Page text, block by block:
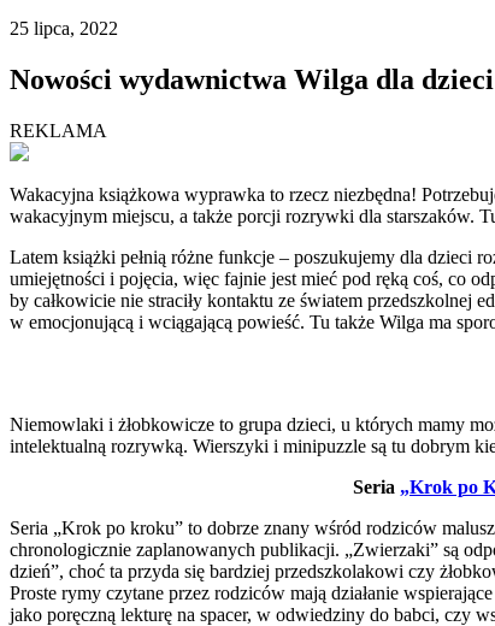
25 lipca, 2022
Nowości wydawnictwa Wilga dla
REKLAMA
Wakacyjna książkowa wyprawka to rzecz niezbędna!
wakacyjnym miejscu, a także porcji rozrywki dla starszaków.
Latem książki pełnią różne funkcje – poszukujemy dla dzieci
umiejętności i pojęcia, więc fajnie jest mieć pod ręką coś, co
by całkowicie nie straciły kontaktu ze światem przedszkolnej
w emocjonującą i wciągającą powieść. Tu także Wilga ma
Niemowlaki i żłobkowicze to grupa dzieci, u których mamy
intelektualną rozrywką. Wierszyki i minipuzzle są tu dobrym
Seria „Krok po
Seria „Krok po kroku” to dobrze znany wśród rodziców
chronologicznie zaplanowanych publikacji. „Zwierzaki” są
dzień”, choć ta przyda się bardziej przedszkolakowi czy
Proste rymy czytane przez rodziców mają działanie
jako poręczną lekturę na spacer, w odwiedziny do babci, czy